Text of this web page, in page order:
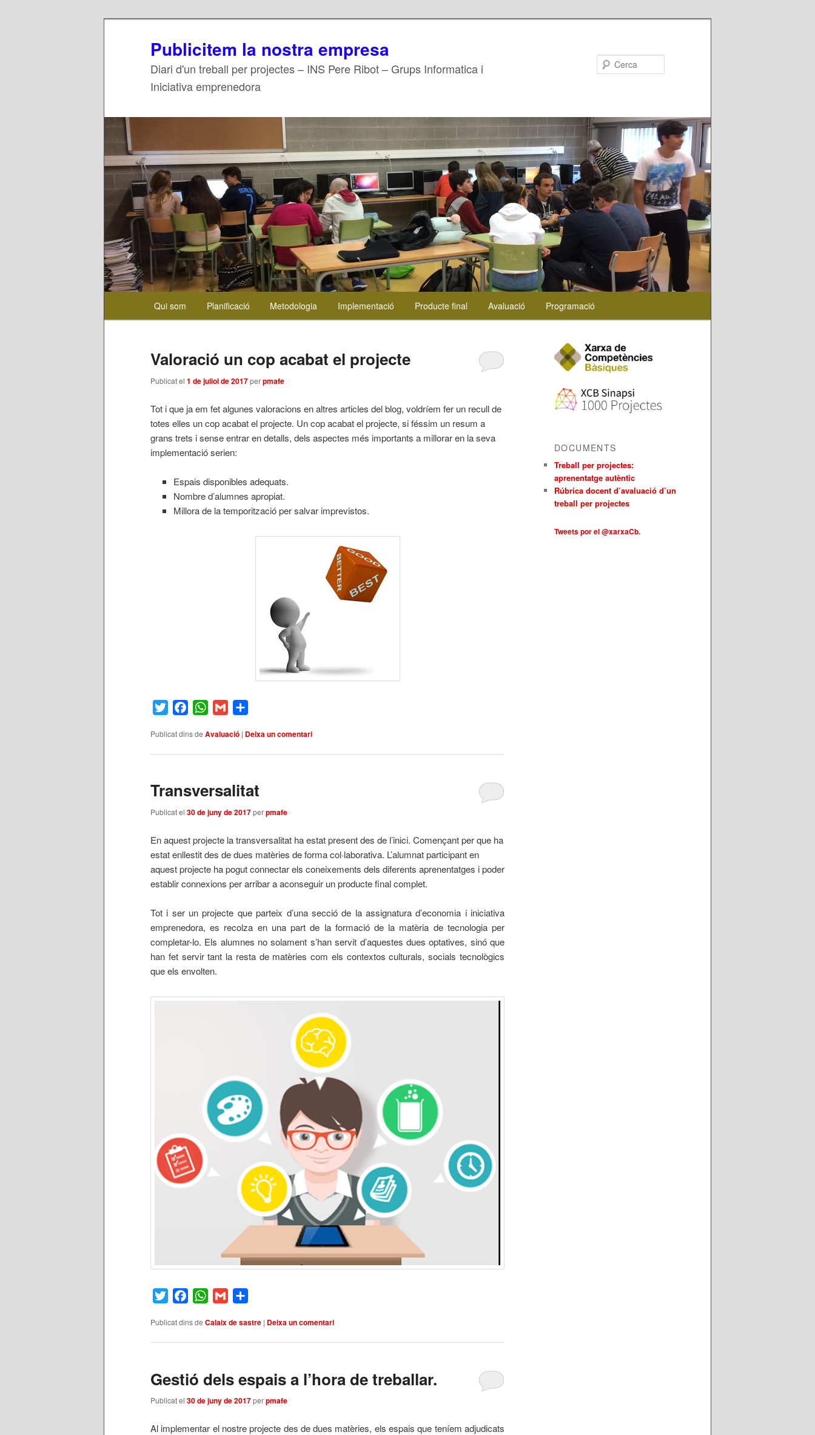
Publicitem la nostra empresa
Diari d'un treball per projectes – INS Pere Ribot – Grups Informatica i
Iniciativa emprenedora
Aneu
contingut
Aneu
contingut
Qui som Planificació Metodologia Implementació Producte final Avaluació Programació
Valoració un cop acabat el projecte
Publicat el 1 de juliol de 2017perpmafe
Tot i que ja em fet algunes valoracions en altres articles del blog, voldríem fer un recull de
totes elles un cop acabat el projecte. Un cop acabat el projecte, si féssim un resum a
grans trets i sense entrar en detalls, dels aspectes més importants a millorar en la seva
implementació serien:
Espais disponibles adequats.
Nombre d’alumnes apropiat.
Millora de la temporització per salvar imprevistos.
TwitterFacebookWhatsApp
Gmail
Publicat dins de Avaluació | Deixa un comentari
Transversalitat
Publicat el 30 de juny de 2017perpmafe
En aquest projecte la transversalitat ha estat present des de l’inici. Començant per que ha
estat enllestit des de dues matèries de forma col·laborativa. L’alumnat participant en
aquest projecte ha pogut connectar els coneixements dels diferents aprenentatges i poder
establir connexions per arribar a aconseguir un producte final complet.
Tot i ser un projecte que parteix d’una secció de la assignatura d’economia i iniciativa
emprenedora, es recolza en una part de la formació de la matèria de tecnologia per
completar-lo. Els alumnes no solament s’han servit d’aquestes dues optatives, sinó que
han fet servir tant la resta de matèries com els contextos culturals, socials tecnològics
que els envolten.
TwitterFacebookWhatsApp
Gmail
Publicat dins de Calaix de sastre | Deixa un comentari
Gestió dels espais a l’hora de treballar.
Publicat el 30 de juny de 2017perpmafe
Al implementar el nostre projecte des de dues matèries, els espais que teníem adjudicats
DOCUMENTS
Treball per projectes:
aprenentatge autèntic
Rúbrica docent d’avaluació d’un
treball per projectes
Tweets por el @xarxaCb.